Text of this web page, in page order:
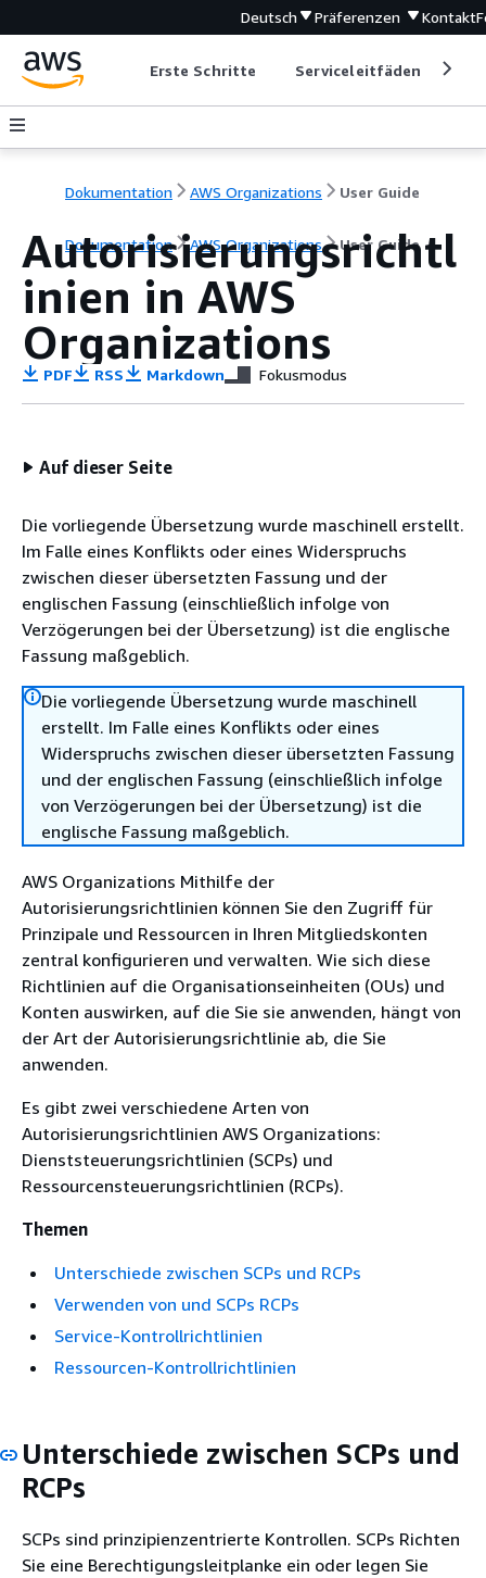
Deutsch Präferenzen Kontakt
Erste Schritte Serviceleitfäden
Dokumentation AWS Organizations User Guide
Dokumentation AWS Organizations User Guide
Autorisierungsrichtl
inien in AWS
Organizations
PDF RSS Markdown Fokusmodus
Auf dieser Seite
Die vorliegende Übersetzung wurde maschinell erstellt.
Im Falle eines Konflikts oder eines Widerspruchs
zwischen dieser übersetzten Fassung und der
englischen Fassung (einschließlich infolge von
Verzögerungen bei der Übersetzung) ist die englische
Fassung maßgeblich.
Die vorliegende Übersetzung wurde maschinell
erstellt. Im Falle eines Konflikts oder eines
Widerspruchs zwischen dieser übersetzten Fassung
und der englischen Fassung (einschließlich infolge
von Verzögerungen bei der Übersetzung) ist die
englische Fassung maßgeblich.
AWS Organizations Mithilfe der
Autorisierungsrichtlinien können Sie den Zugriff für
Prinzipale und Ressourcen in Ihren Mitgliedskonten
zentral konfigurieren und verwalten. Wie sich diese
Richtlinien auf die Organisationseinheiten (OUs) und
Konten auswirken, auf die Sie sie anwenden, hängt von
der Art der Autorisierungsrichtlinie ab, die Sie
anwenden.
Es gibt zwei verschiedene Arten von
Autorisierungsrichtlinien AWS Organizations:
Dienststeuerungsrichtlinien (SCPs) und
Ressourcensteuerungsrichtlinien (RCPs).
Themen
Unterschiede zwischen SCPs und RCPs
Verwenden von und SCPs RCPs
Service-Kontrollrichtlinien
Ressourcen-Kontrollrichtlinien
Unterschiede zwischen SCPs und
RCPs
SCPs sind prinzipienzentrierte Kontrollen. SCPs Richten
Sie eine Berechtigungsleitplanke ein oder legen Sie